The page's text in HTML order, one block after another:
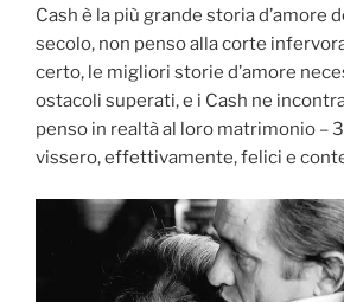
Cash è la più grande storia d’amore
secolo, non penso alla corte
certo, le migliori storie d’amore
ostacoli superati, e i Cash ne
penso in realtà al loro matrimonio –
vissero, effettivamente, felici e